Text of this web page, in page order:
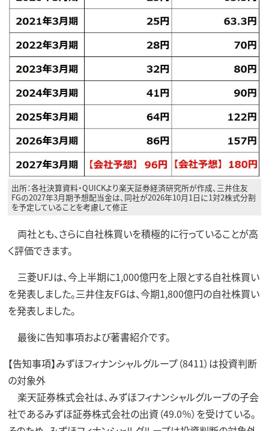
出所：各社決算資料・QUICKより楽天証券経済研究所が作成、三井住友
FGの2027年3月期予想配当金は、同社が2026年10月1日に1対2株式分割
を予定していることを考慮して修正
両社とも、さらに自社株買いを積極的に行っていることが高
く評価できます。
三菱UFJは、今上半期に1,000億円を上限とする自社株買い
を発表しました。三井住友FGは、今期1,800億円の自社株買い
を発表しました。
最後に告知事項および著書紹介です。
【告知事項】みずほフィナンシャルグループ（8411）は投資判断
の対象外
楽天証券株式会社は、みずほフィナンシャルグループの子会
社であるみずほ証券株式会社の出資（49.0％）を受けている。